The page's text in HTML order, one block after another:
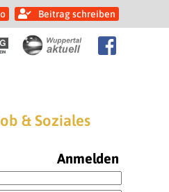
Beitrag schreiben
& Soziales
Anmelden